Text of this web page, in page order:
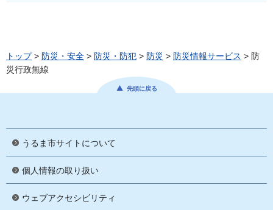
トップ> 防災・安全 > 防災・防犯 > 防災 > 防災情報サービス > 防
災行政無線
先頭に戻る
うるま市サイトについて
個人情報の取り扱い
ウェブアクセシビリティ